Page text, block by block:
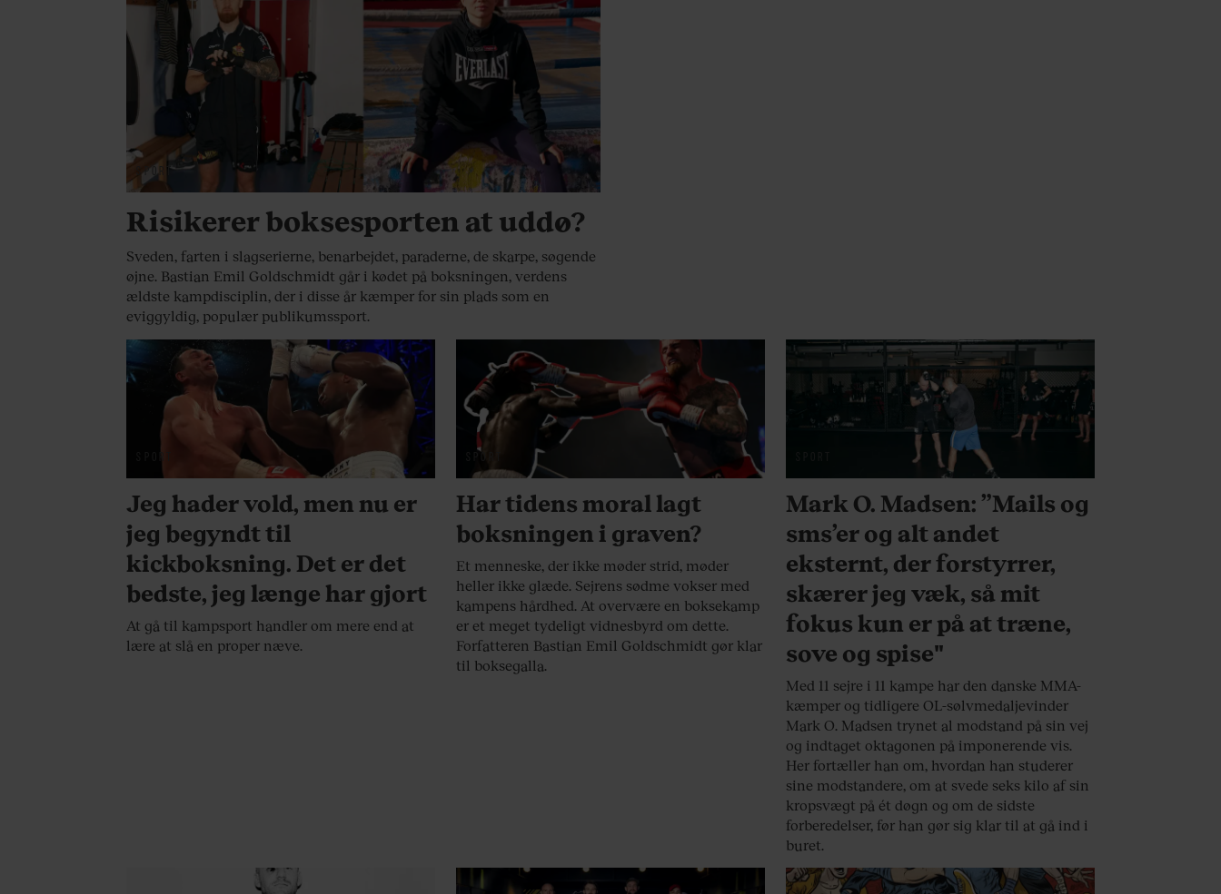
SPORT
Risikerer boksesporten at uddø?
Sveden, farten i slagserierne, benarbejdet, paraderne, de skarpe, søgende
øjne. Bastian Emil Goldschmidt går i kødet på boksningen, verdens
ældste kampdisciplin, der i disse år kæmper for sin plads som en
eviggyldig, populær publikumssport.
SPORT
Jeg hader vold, men nu er
jeg begyndt til
kickboksning. Det er det
bedste, jeg længe har gjort
At gå til kampsport handler om mere end at
lære at slå en proper næve.
SPORT
Har tidens moral lagt
boksningen i graven?
Et menneske, der ikke møder strid, møder
heller ikke glæde. Sejrens sødme vokser med
kampens hårdhed. At overvære en boksekamp
er et meget tydeligt vidnesbyrd om dette.
Forfatteren Bastian Emil Goldschmidt gør klar
til boksegalla.
Mark O. Madsen: ”Mails og
sms’er og alt andet
eksternt, der forstyrrer,
skærer jeg væk, så mit
fokus kun er på at træne,
sove og spise"
Med 11 sejre i 11 kampe har den danske MMA-
kæmper og tidligere OL-sølvmedaljevinder
Mark O. Madsen trynet al modstand på sin vej
og indtaget oktagonen på imponerende vis.
Her fortæller han om, hvordan han studerer
sine modstandere, om at svede seks kilo af sin
kropsvægt på ét døgn og om de sidste
forberedelser, før han gør sig klar til at gå ind i
buret.